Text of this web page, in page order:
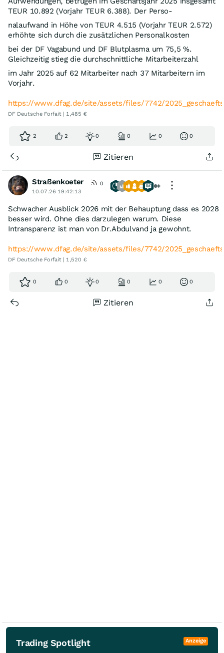
TEUR 10.892 (Vorjahr TEUR 6.388). Der Perso-
nalaufwand in Höhe von TEUR 4.515 (Vorjahr TEUR 2.572)
erhöhte sich durch die zusätzlichen Personalkosten
bei der DF Vagabund und DF Blutplasma um 75,5 %.
Gleichzeitig stieg die durchschnittliche Mitarbeiterzahl
im Jahr 2025 auf 62 Mitarbeiter nach 37 Mitarbeitern im
Vorjahr.
https://www.dfag.de/site/assets/files/7742/
DF Deutsche Forfait | 1,485 €
2 2 0 0 0 0
Zitieren
Straßenkoeter
0
10.07.26 19:42:13
Schwacher Ausblick 2026 mit der Behauptung dass es 2028
besser wird. Ohne dies darzulegen warum. Diese
Intransparenz ist man von Dr.Abdulvand ja gewohnt.
https://www.dfag.de/site/assets/files/7742/
DF Deutsche Forfait | 1,520 €
0 0 0 0 0 0
Zitieren
Trading Spotlight Anzeige